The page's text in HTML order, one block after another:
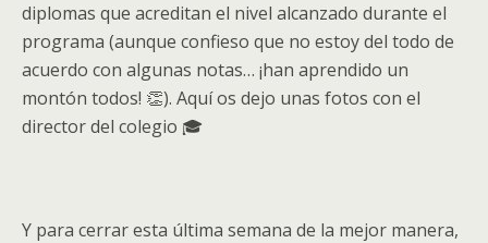
diplomas que acreditan el nivel alcanzado durante el
programa (aunque confieso que no estoy del todo de
acuerdo con algunas notas… ¡han aprendido un
montón todos! 👏). Aquí os dejo unas fotos con el
director del colegio 🎓
Y para cerrar esta última semana de la mejor manera,